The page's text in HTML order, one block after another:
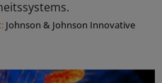
Johnson & Johnson Innovative